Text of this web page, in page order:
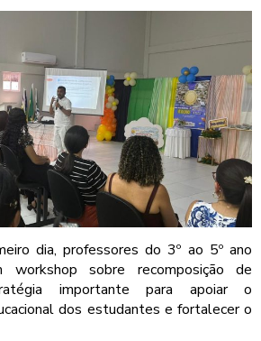
dia, professores do 3º ao 5º ano
workshop sobre recomposição de
importante para apoiar o
dos estudantes e fortalecer o